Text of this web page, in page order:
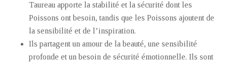
Taureau apporte la stabilité et la sécurité dont les
Poissons ont besoin, tandis que les Poissons ajoutent de
la sensibilité et de l’inspiration.
Ils partagent un amour de la beauté, une sensibilité
profonde et un besoin de sécurité émotionnelle. Ils sont